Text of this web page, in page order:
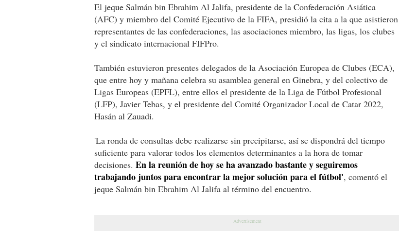
El jeque Salmán bin Ebrahim Al Jalifa, presidente de la Confederación Asiática
(AFC) y miembro del Comité Ejecutivo de la FIFA, presidió la cita a la que asistieron
representantes de las confederaciones, las asociaciones miembro, las ligas, los clubes
y el sindicato internacional FIFPro.
También estuvieron presentes delegados de la Asociación Europea de Clubes (ECA),
que entre hoy y mañana celebra su asamblea general en Ginebra, y del colectivo de
Ligas Europeas (EPFL), entre ellos el presidente de la Liga de Fútbol Profesional
(LFP), Javier Tebas, y el presidente del Comité Organizador Local de Catar 2022,
Hasán al Zauadi.
'La ronda de consultas debe realizarse sin precipitarse, así se dispondrá del tiempo
suficiente para valorar todos los elementos determinantes a la hora de tomar
decisiones. En la reunión de hoy se ha avanzado bastante y seguiremos
trabajando juntos para encontrar la mejor solución para el fútbol', comentó el
jeque Salmán bin Ebrahim Al Jalifa al término del encuentro.